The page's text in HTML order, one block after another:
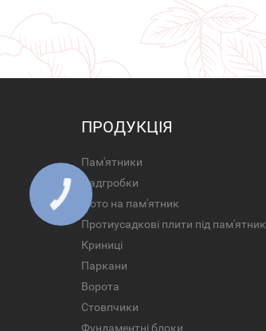
ПРОДУКЦІЯ
Пам'ятники
Надгробки
Фото на пам'ятник
Протиусадкові плити під пам'ятник
Криниці
Паркани
Ворота
Стовпчики
Фундаментні блоки